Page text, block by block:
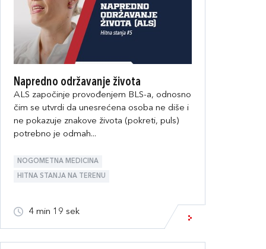
Napredno održavanje života
ALS započinje provođenjem BLS-a, odnosno
čim se utvrdi da unesrećena osoba ne diše i
ne pokazuje znakove života (pokreti, puls)
potrebno je odmah...
NOGOMETNA MEDICINA
HITNA STANJA NA TERENU
4 min 19 sek